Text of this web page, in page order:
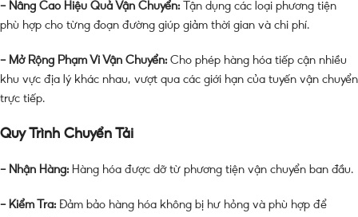
– Nâng Cao Hiệu Quả Vận Chuyển: Tận dụng các loại phương tiện
phù hợp cho từng đoạn đường giúp giảm thời gian và chi phí.
– Mở Rộng Phạm Vi Vận Chuyển: Cho phép hàng hóa tiếp cận nhiều
khu vực địa lý khác nhau, vượt qua các giới hạn của tuyến vận chuyển
trực tiếp.
Quy Trình Chuyển Tải
– Nhận Hàng: Hàng hóa được dỡ từ phương tiện vận chuyển ban đầu.
– Kiểm Tra: Đảm bảo hàng hóa không bị hư hỏng và phù hợp để